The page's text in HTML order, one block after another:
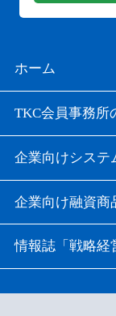
ホーム
TKC会員事務所
企業向けシステ
企業向け融資商
情報誌「戦略経